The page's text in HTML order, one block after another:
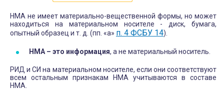
НМА не имеет материально-вещественной формы, но может
находиться на материальном носителе - диск, бумага,
опытный образец и т. д. (пп. «а» п. 4 ФСБУ 14).
НМА – это информация, а не материальный носитель.
РИД и СИ на материальном носителе, если они соответствуют
всем остальным признакам НМА учитываются в составе
НМА.